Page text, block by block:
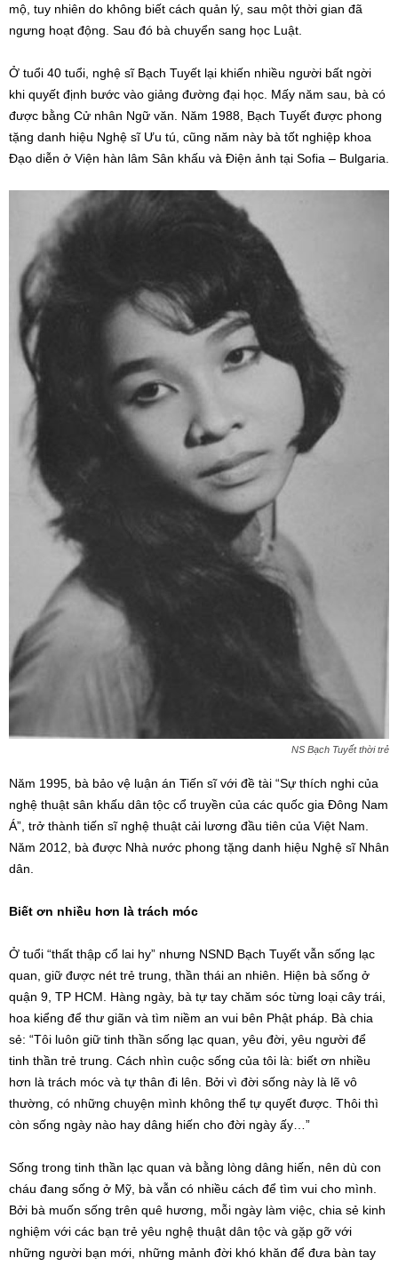
mộ, tuy nhiên do không biết cách quản lý, sau một thời gian đã
ngưng hoạt động. Sau đó bà chuyển sang học Luật.
Ở tuổi 40 tuổi, nghệ sĩ Bạch Tuyết lại khiến nhiều người bất ngời
khi quyết định bước vào giảng đường đại học. Mấy năm sau, bà có
được bằng Cử nhân Ngữ văn. Năm 1988, Bạch Tuyết được phong
tặng danh hiệu Nghệ sĩ Ưu tú, cũng năm này bà tốt nghiệp khoa
Đạo diễn ở Viện hàn lâm Sân khấu và Điện ảnh tại Sofia – Bulgaria.
NS Bạch Tuyết thời trẻ
Năm 1995, bà bảo vệ luận án Tiến sĩ với đề tài “Sự thích nghi của
nghệ thuật sân khấu dân tộc cổ truyền của các quốc gia Đông Nam
Á”, trở thành tiến sĩ nghệ thuật cải lương đầu tiên của Việt Nam.
Năm 2012, bà được Nhà nước phong tặng danh hiệu Nghệ sĩ Nhân
dân.
Biết ơn nhiều hơn là trách móc
Ở tuổi “thất thập cổ lai hy” nhưng NSND Bạch Tuyết vẫn sống lạc
quan, giữ được nét trẻ trung, thần thái an nhiên. Hiện bà sống ở
quận 9, TP HCM. Hàng ngày, bà tự tay chăm sóc từng loại cây trái,
hoa kiểng để thư giãn và tìm niềm an vui bên Phật pháp. Bà chia
sẻ: “Tôi luôn giữ tinh thần sống lạc quan, yêu đời, yêu người để
tinh thần trẻ trung. Cách nhìn cuộc sống của tôi là: biết ơn nhiều
hơn là trách móc và tự thân đi lên. Bởi vì đời sống này là lẽ vô
thường, có những chuyện mình không thể tự quyết được. Thôi thì
còn sống ngày nào hay dâng hiến cho đời ngày ấy…”
Sống trong tinh thần lạc quan và bằng lòng dâng hiến, nên dù con
cháu đang sống ở Mỹ, bà vẫn có nhiều cách để tìm vui cho mình.
Bởi bà muốn sống trên quê hương, mỗi ngày làm việc, chia sẻ kinh
nghiệm với các bạn trẻ yêu nghệ thuật dân tộc và gặp gỡ với
những người bạn mới, những mảnh đời khó khăn để đưa bàn tay